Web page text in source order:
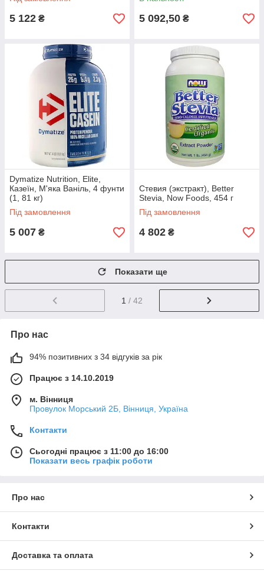
5 122 ₴ 5 092,50 ₴
Dymatize Nutrition, Elite,
Казеїн, М'яка Ваніль, 4 фунти
(1, 81 кг)
Під замовлення
5 007 ₴
Стевия (экстракт), Better
Stevia, Now Foods, 454 г
Під замовлення
4 802 ₴
Показати ще
1 / 42
Про нас
94% позитивних з 34 відгуків за рік
Працює з 14.10.2019
м. Вінниця
Провулок Морський 2Б, Вінниця, Україна
Контакти
Сьогодні працює з 11:00 до 16:00
Показати весь графік роботи
Про нас
Контакти
Доставка та оплата